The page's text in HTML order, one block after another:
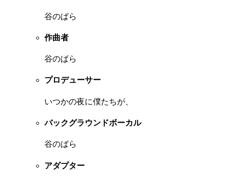
谷のばら
作曲者
谷のばら
プロデューサー
いつかの夜に僕たちが、
バックグラウンドボーカル
谷のばら
アダプター